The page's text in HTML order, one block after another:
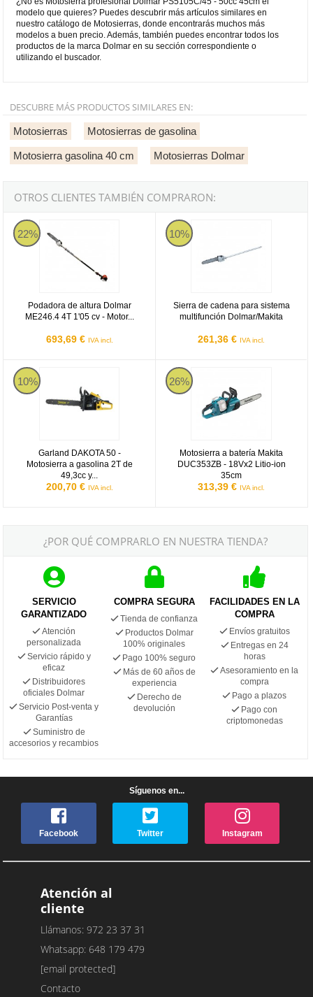
modelo que quieres? Puedes descubrir más artículos similares en
nuestro catálogo de Motosierras, donde encontrarás muchos más
modelos a buen precio. Además, también puedes encontrar todos los
productos de la marca Dolmar en su sección correspondiente o
utilizando el buscador.
DESCUBRE MÁS PRODUCTOS SIMILARES EN:
Motosierras Motosierras de gasolina
Motosierra gasolina 40 cm Motosierras Dolmar
OTROS CLIENTES TAMBIÉN COMPRARON:
22%
Podadora de altura Dolmar
ME246.4 4T 1'05 cv - Motor...
693,69 € IVA incl.
Podadora de altura Dolmar ME246.4 4T 1'05 cv - Motor Gasolina
10%
Sierra de cadena para sistema
multifunción Dolmar/Makita
261,36 € IVA incl.
Sierra de cadena para sistema
10%
Garland DAKOTA 50 -
Motosierra a gasolina 2T de
49,3cc y...
200,70 € IVA incl.
Garland DAKOTA 50
26%
Motosierra a batería Makita
DUC353ZB - 18Vx2 Litio-ion
35cm
313,39 € IVA incl.
Motosierra a batería Makita
¿POR QUÉ COMPRARLO EN NUESTRA TIENDA?
SERVICIO
GARANTIZADO
Atención
personalizada
Servicio rápido y
eficaz
Distribuidores
oficiales Dolmar
Servicio Post-venta y
Garantías
Suministro de
accesorios y recambios
COMPRA SEGURA
Tienda de confianza
Productos Dolmar
100% originales
Pago 100% seguro
Más de 60 años de
experiencia
Derecho de
devolución
FACILIDADES EN LA
COMPRA
Envíos gratuitos
Entregas en 24
horas
Asesoramiento en la
compra
Pago a plazos
Pago con
criptomonedas
Síguenos en...
Facebook Twitter Instagram
Atención al
cliente
Llámanos: 972 23 37 31
Whatsapp: 648 179 479
[email protected]
Contacto